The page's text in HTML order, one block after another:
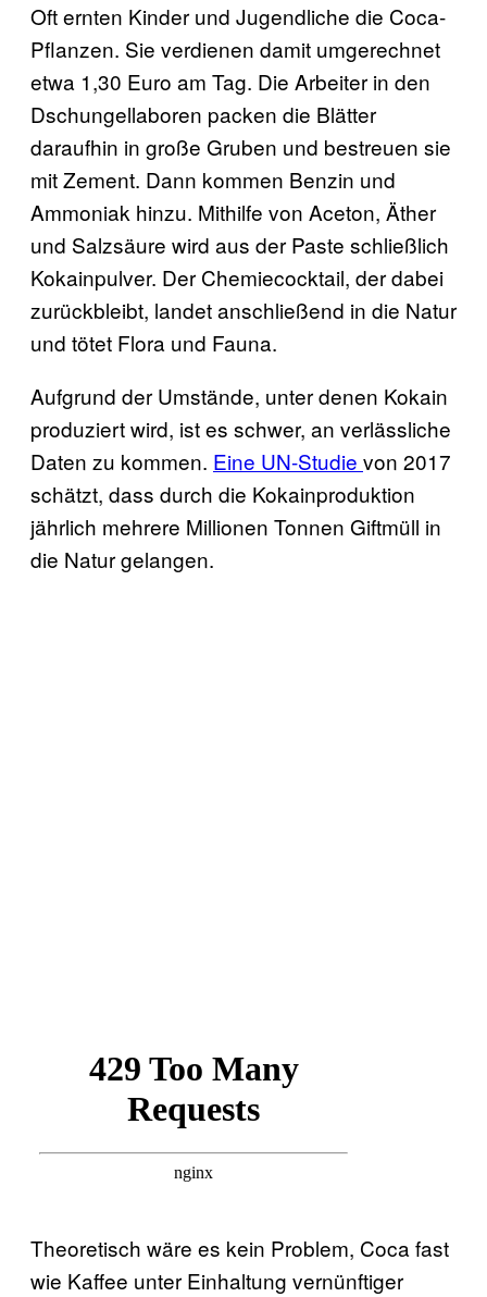
Oft ernten Kinder und Jugendliche die Coca-
Pflanzen. Sie verdienen damit umgerechnet
etwa 1,30 Euro am Tag. Die Arbeiter in den
Dschungellaboren packen die Blätter
daraufhin in große Gruben und bestreuen sie
mit Zement. Dann kommen Benzin und
Ammoniak hinzu. Mithilfe von Aceton, Äther
und Salzsäure wird aus der Paste schließlich
Kokainpulver. Der Chemiecocktail, der dabei
zurückbleibt, landet anschließend in die Natur
und tötet Flora und Fauna.
Aufgrund der Umstände, unter denen Kokain
produziert wird, ist es schwer, an verlässliche
Daten zu kommen. Eine UN-Studie von 2017
schätzt, dass durch die Kokainproduktion
jährlich mehrere Millionen Tonnen Giftmüll in
die Natur gelangen.
Theoretisch wäre es kein Problem, Coca fast
wie Kaffee unter Einhaltung vernünftiger